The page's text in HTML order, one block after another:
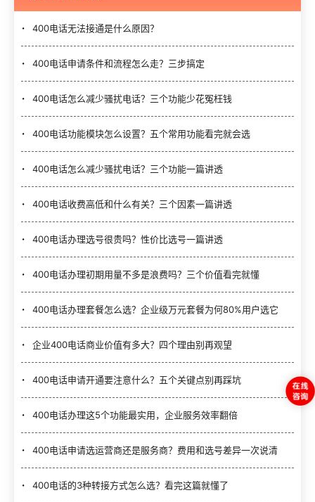
400电话无法接通是什么原因？
400电话申请条件和流程怎么走？三步搞定
400电话怎么减少骚扰电话？三个功能少花冤枉钱
400电话功能模块怎么设置？五个常用功能看完就会选
400电话怎么减少骚扰电话？三个功能一篇讲透
400电话收费高低和什么有关？三个因素一篇讲透
400电话办理选号很贵吗？性价比选号一篇讲透
400电话办理初期用量不多是浪费吗？三个价值看完就懂
400电话办理套餐怎么选？企业级万元套餐为何80%用户选它
企业400电话商业价值有多大？四个理由别再观望
400电话申请开通要注意什么？五个关键点别再踩坑
400电话办理这5个功能最实用，企业服务效率翻倍
400电话申请选运营商还是服务商？费用和选号差异一次说清
400电话的3种转接方式怎么选？看完这篇就懂了